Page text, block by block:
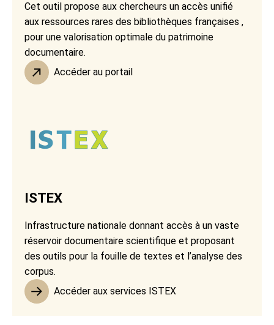
Cet outil propose aux chercheurs un accès unifié
aux ressources rares des bibliothèques françaises ,
pour une valorisation optimale du patrimoine
documentaire.
Accéder au portail
ISTEX
Infrastructure nationale donnant accès à un vaste
réservoir documentaire scientifique et proposant
des outils pour la fouille de textes et l’analyse des
corpus.
Accéder aux services ISTEX